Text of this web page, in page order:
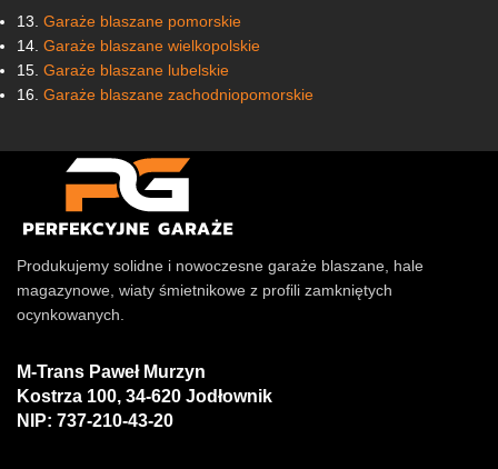
13. Garaże blaszane pomorskie
14. Garaże blaszane wielkopolskie
15. Garaże blaszane lubelskie
16. Garaże blaszane zachodniopomorskie
Produkujemy solidne i nowoczesne garaże blaszane, hale
magazynowe, wiaty śmietnikowe z profili zamkniętych
ocynkowanych.
M-Trans Paweł Murzyn
Kostrza 100, 34-620 Jodłownik
NIP: 737-210-43-20